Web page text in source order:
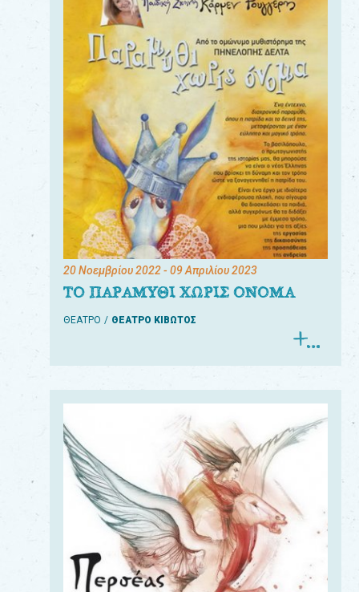
20 Νοεμβρίου 2022- 09 Απριλίου 2023
ΤΟ ΠΑΡΑΜΥΘΙ ΧΩΡΙΣ ΟΝΟΜΑ
ΘΕΑΤΡΟ ΘΕΑΤΡΟ ΚΙΒΩΤΟΣ